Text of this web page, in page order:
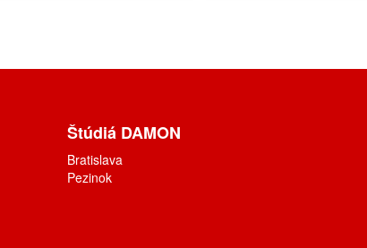
Štúdiá DAMON
Bratislava
Pezinok